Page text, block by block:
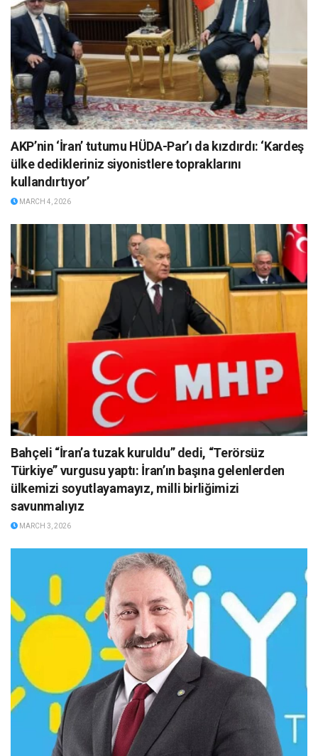
AKP’nin ‘İran’ tutumu HÜDA-Par’ı da kızdırdı: ‘Kardeş
ülke dedikleriniz siyonistlere topraklarını
kullandırtıyor’
MARCH 4, 2026
Bahçeli “İran’a tuzak kuruldu” dedi, “Terörsüz
Türkiye” vurgusu yaptı: İran’ın başına gelenlerden
ülkemizi soyutlayamayız, milli birliğimizi
savunmalıyız
MARCH 3, 2026